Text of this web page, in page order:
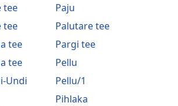
tee
tee
tee
tee
Undi
Paju
Palutare tee
Pargi tee
Pellu
Pellu/1
Pihlaka